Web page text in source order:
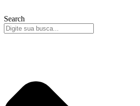
Search